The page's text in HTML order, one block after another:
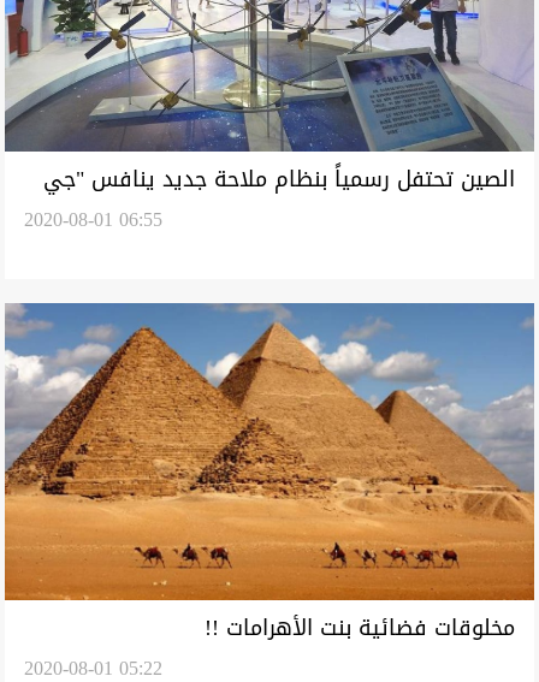
الصين تحتفل رسمياً بنظام ملاحة جديد ينافس "جي
2020-08-01 06:55
مخلوقات فضائية بنت الأهرامات !!
2020-08-01 05:22